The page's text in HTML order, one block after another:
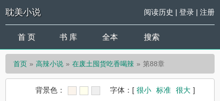
耽美小说 阅读历史 | 登录| 注册
首 页 书 库 全本 搜索
首页 高辣小说 在废土囤货吃香喝辣 第88章
背景色： 字体： [ 很小 标准 很大 ]